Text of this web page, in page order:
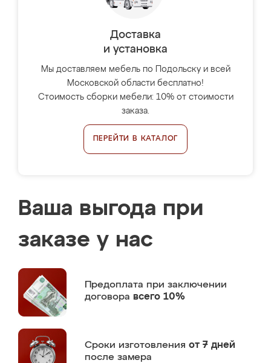
Доставка
и установка
Мы доставляем мебель по Подольску и всей
Московской области бесплатно!
Стоимость сборки мебели: 10% от стоимости
заказа.
ПЕРЕЙТИ В КАТАЛОГ
Ваша выгода при
заказе у нас
Предоплата при заключении
договора всего 10%
Сроки изготовления от 7 дней
после замера